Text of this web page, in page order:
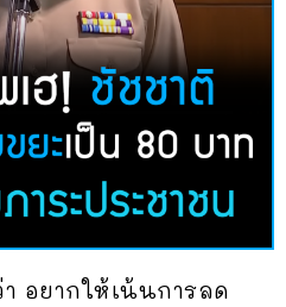
อยากให้เน้นการลด